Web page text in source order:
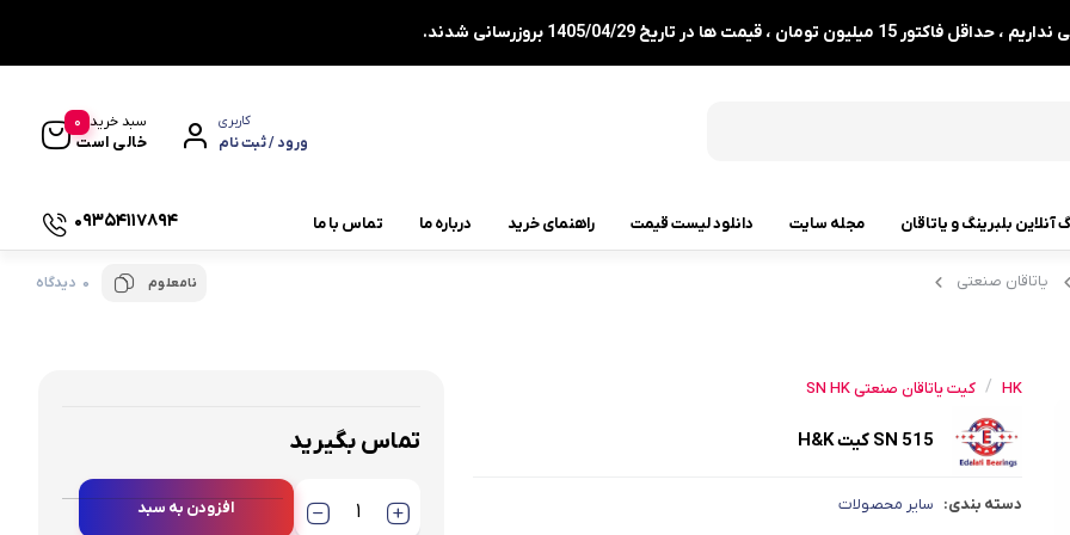
تومان ، قیمت ها در تاریخ 1405/04/29 بروزرسانی شدند.
کاربری
ورود / ثبت نام
سبد خرید
خالی است
0
رولبرینگ بشکه ای
رولبرینگ استوانه ای
یاتاقان صنعتی
آنلاین بلبرینگ و یاتاقان مجله سایت دانلود لیست قیمت راهنمای خرید درباره ما تماس با ما 09354117894
یاتاقان صنعتی
نامعلوم 0 دیدگاه
HK
/ کیت یاتاقان صنعتی SN HK
SN 515 کیت H&K
دسته بندی: سایر محصولات
تماس بگیرید
افزودن به سبد
توجه : تک فروشی نداریم ،